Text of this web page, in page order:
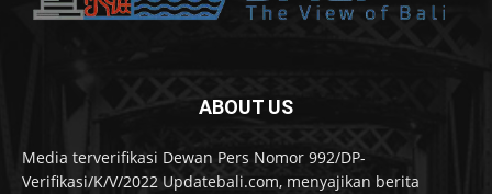
ABOUT US
Media terverifikasi Dewan Pers Nomor 992/DP-
Verifikasi/K/V/2022 Updatebali.com, menyajikan berita